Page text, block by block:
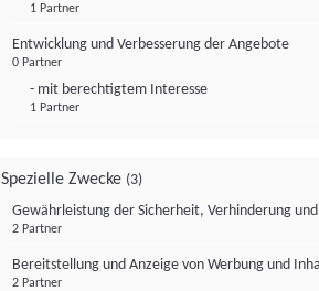
1 Partner
Entwicklung und Verbesserung der Angebote
0 Partner
- mit berechtigtem Interesse
1 Partner
Spezielle Zwecke (3)
Gewährleistung der Sicherheit, Verhinderung
2 Partner
Bereitstellung und Anzeige von Werbung und
2 Partner